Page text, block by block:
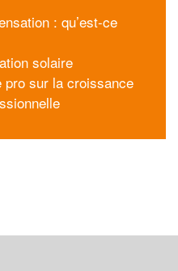
: qu’est-ce
solaire
pro sur la croissance